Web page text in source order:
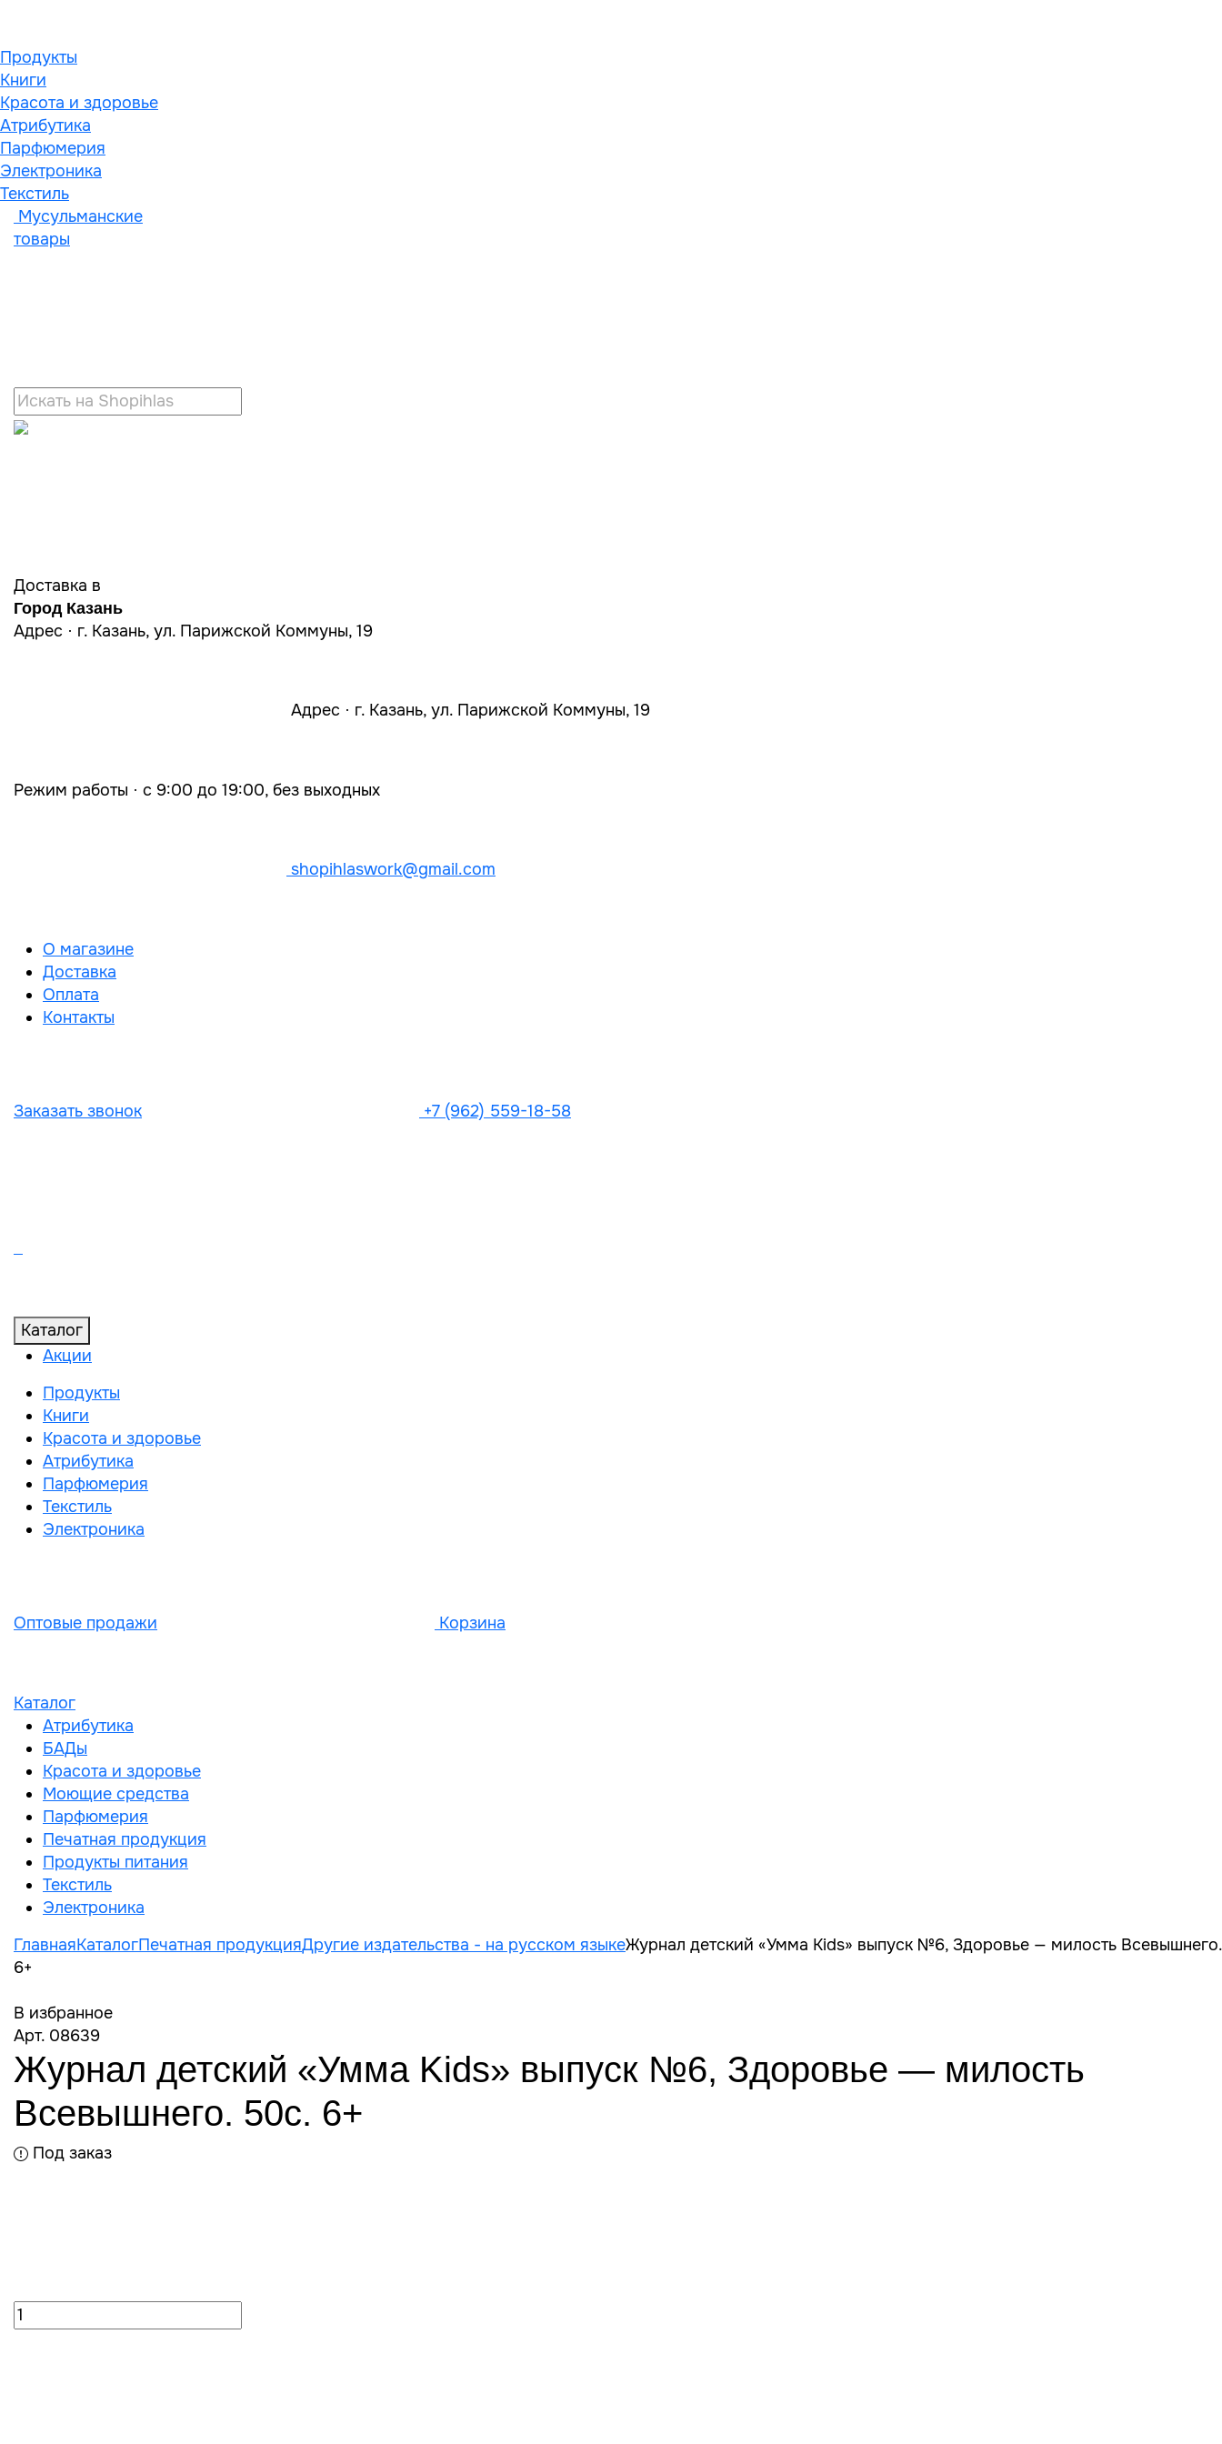
Продукты
Книги
Красота и здоровье
Атрибутика
Парфюмерия
Электроника
Текстиль
Мусульманские
товары
Доставка в
Город Казань
Адрес · г. Казань, ул. Парижской Коммуны, 19
Адрес · г. Казань, ул. Парижской Коммуны, 19
Режим работы · с 9:00 до 19:00, без выходных
shopihlaswork@gmail.com
О магазине
Доставка
Оплата
Контакты
Заказать звонок +7 (962) 559-18-58
Каталог
Акции
Продукты
Книги
Красота и здоровье
Атрибутика
Парфюмерия
Текстиль
Электроника
Оптовые продажи Корзина
Каталог
Атрибутика
БАДы
Красота и здоровье
Моющие средства
Парфюмерия
Печатная продукция
Продукты питания
Текстиль
Электроника
ГлавнаяКаталогПечатная продукцияДругие издательства - на русском языкеЖурнал детский «Умма Kids» выпуск №6, Здоровье — милость
6+
В избранное
Арт. 08639
Журнал детский «Умма Kids» выпуск №6, Здоровье — милость
Всевышнего. 50с. 6+
Под заказ